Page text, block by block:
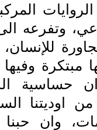
وتفرعه
للإنسان،
مبتكرة وفيها
حساسية
اوديتنا
وان حبنا